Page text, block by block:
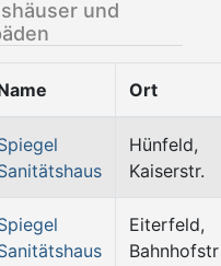
und
Ort
Hünfeld,
Kaiserstr.
Eiterfeld,
Bahnhofstr